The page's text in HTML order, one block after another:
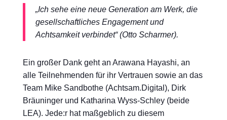
„Ich sehe eine neue Generation am Werk, die
gesellschaftliches Engagement und
Achtsamkeit verbindet“ (Otto Scharmer).
Ein großer Dank geht an Arawana Hayashi, an
alle Teilnehmenden für ihr Vertrauen sowie an das
Team Mike Sandbothe (Achtsam.Digital), Dirk
Bräuninger und Katharina Wyss-Schley (beide
LEA). Jede:r hat maßgeblich zu diesem